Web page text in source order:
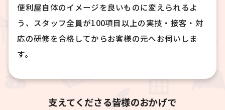
便利屋自体のイメージを良いものに変えられるよ
う、スタッフ全員が100項目以上の実技・接客・対
応の研修を合格してからお客様の元へお伺いしま
す。
支えてくださる皆様のおかげで